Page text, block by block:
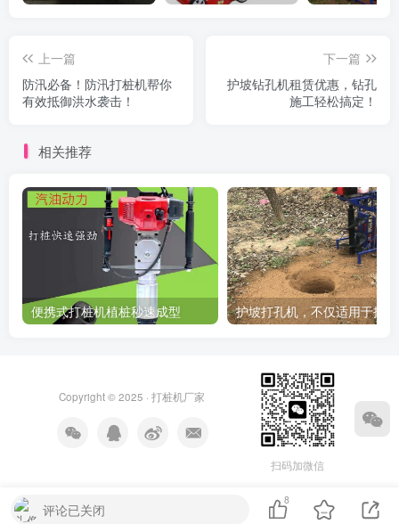
上一篇
防汛必备！防汛打桩机帮你
有效抵御洪水袭击！
下一篇
护坡钻孔机租赁优惠，钻孔
施工轻松搞定！
相关推荐
便携式打桩机植桩秒速成型
Copyright © 2025 · 打桩机厂家
扫码加微信
评论已关闭
8